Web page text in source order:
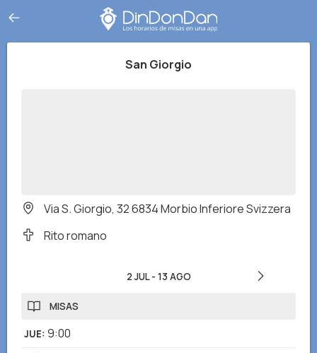
San Giorgio
Via S. Giorgio, 32 6834 Morbio Inferiore Svizzera
Rito romano
2 JUL- 13 AGO
MISAS
JUE: 9:00